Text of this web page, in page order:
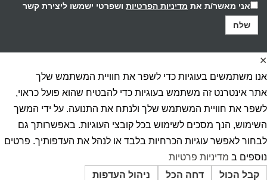
אני מאשר/ת את מדיניות הפרטיות ושפרטי ישמשו ליצירת קשר
✕
אנו משתמשים בעוגיות כדי לשפר את חוויית המשתמש שלך
אתר אינטרנט זה משתמש בעוגיות כדי להבטיח שהוא פועל כראוי,
לשפר את חוויית המשתמש שלך ולנתח את התנועה. על ידי המשך
השימוש, הנך מסכים לשימוש בכל קובצי העוגיות. באפשרותך גם
לבחור לאפשר עוגיות הכרחיות בלבד או לנהל את העדפותיך. פרטים
נוספים ב מדיניות פרטיות
קבל הכול
דחה הכל
ניהול העדפות